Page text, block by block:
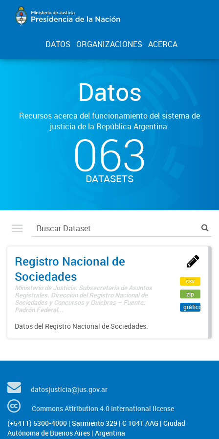
DATOS ORGANIZACIONES ACERCA
Datos
Recursos acerca del funcionamiento del sistema de
justicia de la República Argentina.
063
DATASETS
Registro Nacional de
Sociedades
Ministerio de Justicia. Subsecretaría de Asuntos
Registrales. Dirección del Registro Nacional de
Sociedades y Concursos y Quiebras – Fuente:
Padrón Federal...
Datos del Registro Nacional de Sociedades.
csv
zip
gráfico
datosjusticia@jus.gov.ar
Commons Attribution 4.0 International license
(+5411) 5300-4000 | Sarmiento 329 | C 1041 AAG | Ciudad
Autónoma de Buenos Aires | Argentina